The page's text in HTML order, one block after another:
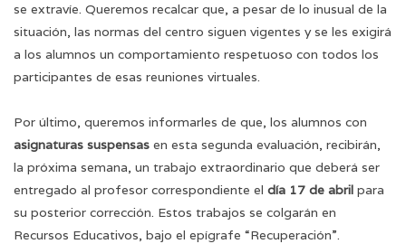
se extravíe. Queremos recalcar que, a pesar de lo inusual de la
situación, las normas del centro siguen vigentes y se les exigirá
a los alumnos un comportamiento respetuoso con todos los
participantes de esas reuniones virtuales.
Por último, queremos informarles de que, los alumnos con
asignaturas suspensas en esta segunda evaluación, recibirán,
la próxima semana, un trabajo extraordinario que deberá ser
entregado al profesor correspondiente el día 17 de abril para
su posterior corrección. Estos trabajos se colgarán en
Recursos Educativos, bajo el epígrafe “Recuperación”.